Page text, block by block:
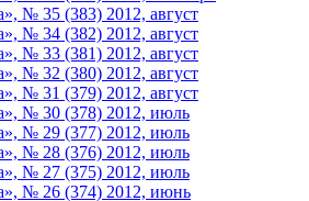
№ 35 (383) 2012, август
№ 34 (382) 2012, август
№ 33 (381) 2012, август
№ 32 (380) 2012, август
№ 31 (379) 2012, август
№ 30 (378) 2012, июль
№ 29 (377) 2012, июль
№ 28 (376) 2012, июль
№ 27 (375) 2012, июль
№ 26 (374) 2012, июнь